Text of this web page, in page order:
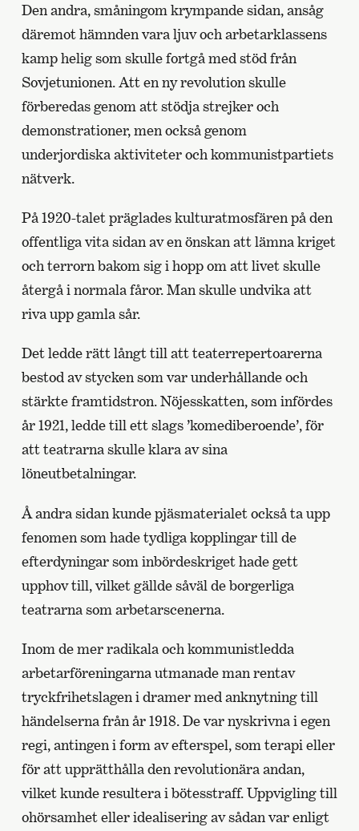
Den andra, småningom krympande sidan, ansåg
däremot hämnden vara ljuv och arbetarklassens
kamp helig som skulle fortgå med stöd från
Sovjetunionen. Att en ny revolution skulle
förberedas genom att stödja strejker och
demonstrationer, men också genom
underjordiska aktiviteter och kommunistpartiets
nätverk.
På 1920-talet präglades kulturatmosfären på den
offentliga vita sidan av en önskan att lämna kriget
och terrorn bakom sig i hopp om att livet skulle
återgå i normala fåror. Man skulle undvika att
riva upp gamla sår.
Det ledde rätt långt till att teaterrepertoarerna
bestod av stycken som var underhållande och
stärkte framtidstron. Nöjesskatten, som infördes
år 1921, ledde till ett slags ’komediberoende’, för
att teatrarna skulle klara av sina
löneutbetalningar.
Å andra sidan kunde pjäsmaterialet också ta upp
fenomen som hade tydliga kopplingar till de
efterdyningar som inbördeskriget hade gett
upphov till, vilket gällde såväl de borgerliga
teatrarna som arbetarscenerna.
Inom de mer radikala och kommunistledda
arbetarföreningarna utmanade man rentav
tryckfrihetslagen i dramer med anknytning till
händelserna från år 1918. De var nyskrivna i egen
regi, antingen i form av efterspel, som terapi eller
för att upprätthålla den revolutionära andan,
vilket kunde resultera i bötesstraff. Uppvigling till
ohörsamhet eller idealisering av sådan var enligt